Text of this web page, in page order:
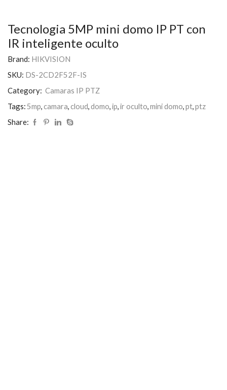
Tecnologia 5MP mini domo IP PT con
IR inteligente oculto
Brand: HIKVISION
SKU: DS-2CD2F52F-IS
Category: Camaras IP PTZ
Tags:5mp, camara, cloud,domo,ip,ir oculto,mini domo,pt,ptz
Share: